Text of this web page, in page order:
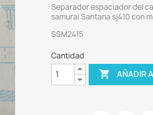
Separador espaciador del
samurai Santana sj410 con
SSM2415
Cantidad
 AÑADIR